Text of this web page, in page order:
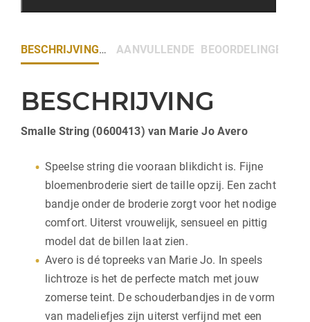
BESCHRIJVING AANVULLENDE INFORMATIE
BEOORDELINGEN (0)
BESCHRIJVING
Smalle String (0600413) van Marie Jo Avero
Speelse string die vooraan blikdicht is. Fijne
bloemenbroderie siert de taille opzij. Een zacht
bandje onder de broderie zorgt voor het nodige
comfort. Uiterst vrouwelijk, sensueel en pittig
model dat de billen laat zien.
Avero is dé topreeks van Marie Jo. In speels
lichtroze is het de perfecte match met jouw
zomerse teint. De schouderbandjes in de vorm
van madeliefjes zijn uiterst verfijnd met een